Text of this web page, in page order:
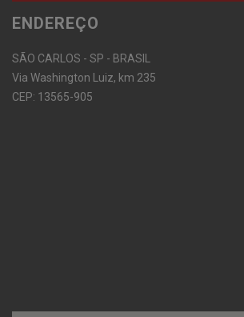
ENDEREÇO
SÃO CARLOS - SP - BRASIL
Via Washington Luiz, km 235
CEP: 13565-905